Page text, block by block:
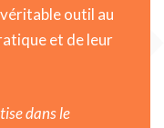
outil au
et de leur
dans le